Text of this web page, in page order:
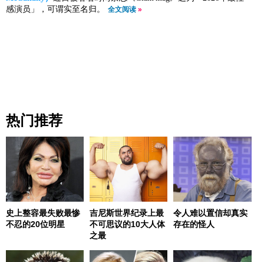
感演员」，可谓实至名归。
全文阅读 »
热门推荐
史上整容最失败最惨
不忍的20位明星
吉尼斯世界纪录上最
不可思议的10大人体
之最
令人难以置信却真实
存在的怪人